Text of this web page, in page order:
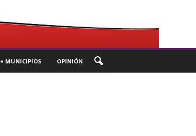
+ MUNICIPIOS OPINIÓN